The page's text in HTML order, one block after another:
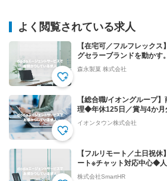
よく閲覧されている求人
【在宅可／フルフレックス
グセラーブランドを動かす
案営業◆ハイチュウ等
森永製菓 株式会社
【総合職/イオングループ
理◆年休125日／賞与4か月
負担！
イオンタウン株式会社
【フルリモート／土日祝休
ート※チャット対応中心◆
SaaS”SmartHR"
株式会社SmartHR